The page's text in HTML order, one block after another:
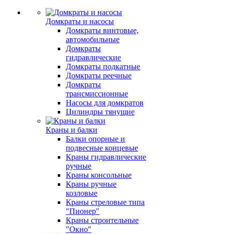
Домкраты и насосы
Домкраты винтовые,
автомобильные
Домкраты
гидравлические
Домкраты подкатные
Домкраты реечные
Домкраты
трансмиссионные
Насосы для домкратов
Цилиндры тянущие
Краны и балки
Балки опорные и
подвесные концевые
Краны гидравлические
ручные
Краны консольные
Краны ручные
козловые
Краны стреловые типа
"Пионер"
Краны строительные
"Окно"